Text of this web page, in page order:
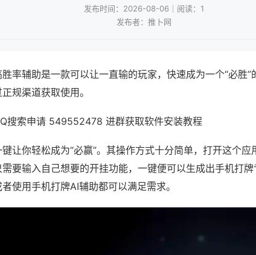
发布时间：2026-08-06｜阅读：1
发布者：推卜网
率辅助是一款可以让一直输的玩家，快速成为一个“必胜”
规渠道获取使用。
搜索申请 549552478 进群获取软件安装教程
让你轻松成为“必赢”。其操作方式十分简单，打开这个
要输入自己想要的开挂功能，一键便可以生成出手机打
使用手机打牌AI辅助都可以满足需求。